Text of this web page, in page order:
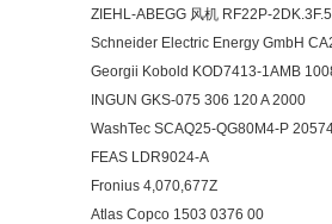
ZIEHL-ABEGG 风机 RF22P-
Schneider Electric Energy GmbH
Georgii Kobold KOD7413-1AMB
INGUN GKS-075 306 120 A 2000
WashTec SCAQ25-QG80M4-P
FEAS LDR9024-A
Fronius 4,070,677Z
Atlas Copco 1503 0376 00